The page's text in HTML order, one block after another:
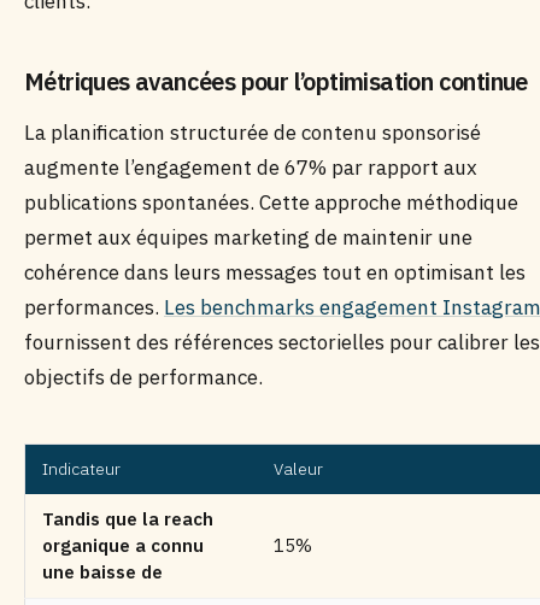
Métriques avancées pour l’optimisation continue
La planification structurée de contenu sponsorisé
augmente l’engagement de 67% par rapport aux
publications spontanées. Cette approche méthodique
permet aux équipes marketing de maintenir une
cohérence dans leurs messages tout en optimisant les
performances. Les benchmarks engagement Instagram
fournissent des références sectorielles pour calibrer les
objectifs de performance.
Indicateur Valeur
Tandis que la reach
organique a connu
une baisse de
15%